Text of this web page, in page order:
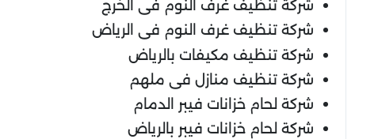
شركة تنظيف غرف النوم فى الخرج
شركة تنظيف غرف النوم فى الرياض
شركة تنظيف مكيفات بالرياض
شركة تنظيف منازل فى ملهم
شركة لحام خزانات فيبر الدمام
شركة لحام خزانات فيبر بالرياض